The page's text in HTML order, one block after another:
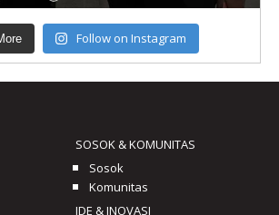
Follow on Instagram
SOSOK & KOMUNITAS
Sosok
Komunitas
IDE & INOVASI